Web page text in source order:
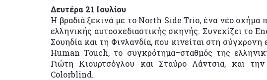
Δευτέρα 21 Ιουλίου
Η βραδιά ξεκινά με το North Side Trio, ένα νέο σχήμα
ελληνικής αυτοσχεδιαστικής σκηνής. Συνεχίζει το
Σουηδία και τη Φινλανδία, που κινείται στη
Human Touch, το συγκρότημα–σταθμός της
Γιώτη Κιουρτσόγλου και Σταύρο Λάντσια, και
Colorblind.